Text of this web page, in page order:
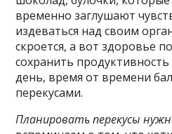
временно заглушают
издеваться над своим
скроется, а вот здоровье
сохранить
день, время от времени
перекусами.
Планировать перекусы